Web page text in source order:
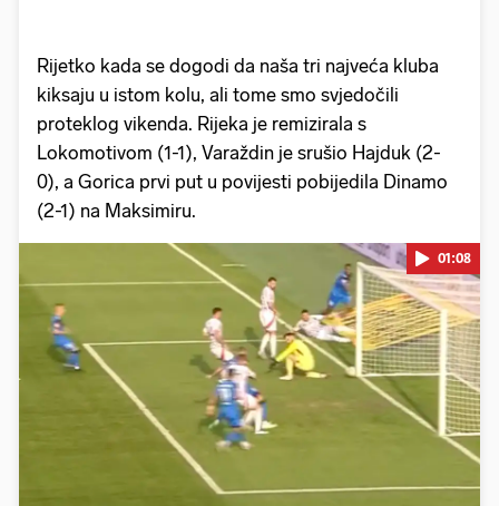
Rijetko kada se dogodi da naša tri najveća kluba
kiksaju u istom kolu, ali tome smo svjedočili
proteklog vikenda. Rijeka je remizirala s
Lokomotivom (1-1), Varaždin je srušio Hajduk (2-
0), a Gorica prvi put u povijesti pobijedila Dinamo
(2-1) na Maksimiru.
Pokretanje videa...
01:08